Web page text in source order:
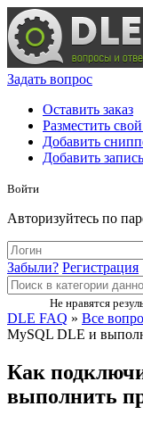
Задать вопрос
Оставить заказ
Разместить
Добавить
Добавить
Войти
Авторизуйтесь по
Забыли? Регистрация
Не нравятся
DLE FAQ » Все
MySQL DLE и
Как
выполнить